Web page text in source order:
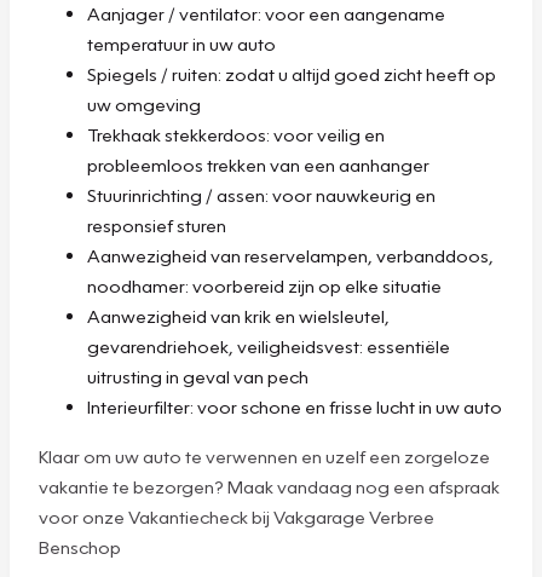
Aanjager / ventilator: voor een aangename
temperatuur in uw auto
Spiegels / ruiten: zodat u altijd goed zicht heeft op
uw omgeving
Trekhaak stekkerdoos: voor veilig en
probleemloos trekken van een aanhanger
Stuurinrichting / assen: voor nauwkeurig en
responsief sturen
Aanwezigheid van reservelampen, verbanddoos,
noodhamer: voorbereid zijn op elke situatie
Aanwezigheid van krik en wielsleutel,
gevarendriehoek, veiligheidsvest: essentiële
uitrusting in geval van pech
Interieurfilter: voor schone en frisse lucht in uw auto
Klaar om uw auto te verwennen en uzelf een zorgeloze
vakantie te bezorgen? Maak vandaag nog een afspraak
voor onze Vakantiecheck bij Vakgarage Verbree
Benschop